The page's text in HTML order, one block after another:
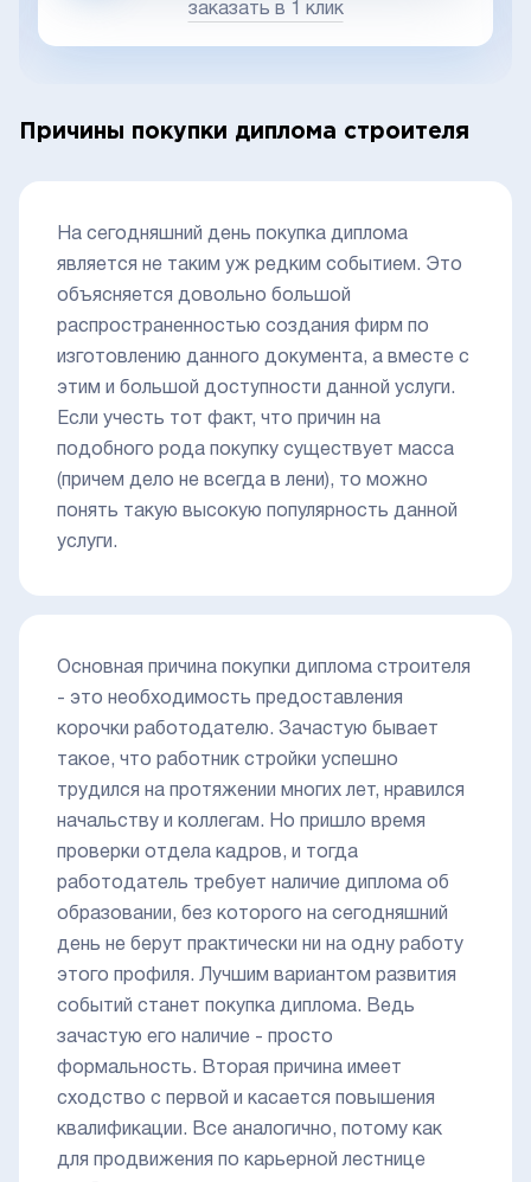
заказать в 1 клик
Причины покупки диплома строителя
На сегодняшний день покупка диплома
является не таким уж редким событием. Это
объясняется довольно большой
распространенностью создания фирм по
изготовлению данного документа, а вместе с
этим и большой доступности данной услуги.
Если учесть тот факт, что причин на
подобного рода покупку существует масса
(причем дело не всегда в лени), то можно
понять такую высокую популярность данной
услуги.
Основная причина покупки диплома строителя
- это необходимость предоставления
корочки работодателю. Зачастую бывает
такое, что работник стройки успешно
трудился на протяжении многих лет, нравился
начальству и коллегам. Но пришло время
проверки отдела кадров, и тогда
работодатель требует наличие диплома об
образовании, без которого на сегодняшний
день не берут практически ни на одну работу
этого профиля. Лучшим вариантом развития
событий станет покупка диплома. Ведь
зачастую его наличие - просто
формальность. Вторая причина имеет
сходство с первой и касается повышения
квалификации. Все аналогично, потому как
для продвижения по карьерной лестнице